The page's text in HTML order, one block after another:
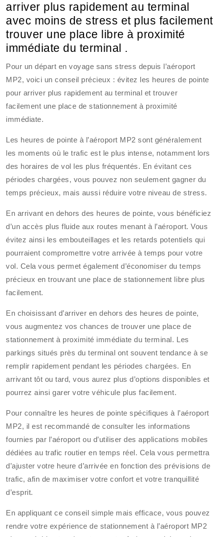
arriver plus rapidement au terminal
avec moins de stress et plus facilement
trouver une place libre à proximité
immédiate du terminal .
Pour un départ en voyage sans stress depuis l’aéroport
MP2, voici un conseil précieux : évitez les heures de pointe
pour arriver plus rapidement au terminal et trouver
facilement une place de stationnement à proximité
immédiate.
Les heures de pointe à l’aéroport MP2 sont généralement
les moments où le trafic est le plus intense, notamment lors
des horaires de vol les plus fréquentés. En évitant ces
périodes chargées, vous pouvez non seulement gagner du
temps précieux, mais aussi réduire votre niveau de stress.
En arrivant en dehors des heures de pointe, vous bénéficiez
d’un accès plus fluide aux routes menant à l’aéroport. Vous
évitez ainsi les embouteillages et les retards potentiels qui
pourraient compromettre votre arrivée à temps pour votre
vol. Cela vous permet également d’économiser du temps
précieux en trouvant une place de stationnement libre plus
facilement.
En choisissant d’arriver en dehors des heures de pointe,
vous augmentez vos chances de trouver une place de
stationnement à proximité immédiate du terminal. Les
parkings situés près du terminal ont souvent tendance à se
remplir rapidement pendant les périodes chargées. En
arrivant tôt ou tard, vous aurez plus d’options disponibles et
pourrez ainsi garer votre véhicule plus facilement.
Pour connaître les heures de pointe spécifiques à l’aéroport
MP2, il est recommandé de consulter les informations
fournies par l’aéroport ou d’utiliser des applications mobiles
dédiées au trafic routier en temps réel. Cela vous permettra
d’ajuster votre heure d’arrivée en fonction des prévisions de
trafic, afin de maximiser votre confort et votre tranquillité
d’esprit.
En appliquant ce conseil simple mais efficace, vous pouvez
rendre votre expérience de stationnement à l’aéroport MP2